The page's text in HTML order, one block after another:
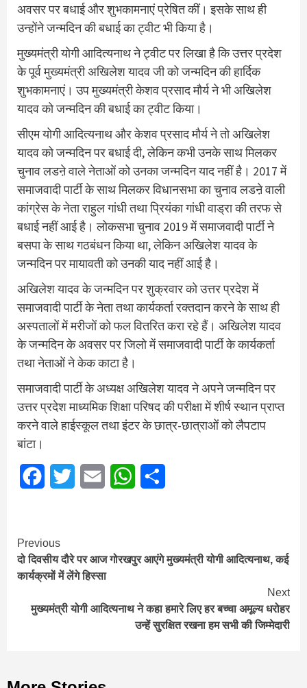
अवसर पर बधाई और शुभकामनाएं प्रेषित कीं। इसके साथ ही
उन्होंने जन्मदिन की बधाई का ट्वीट भी किया है।
मुख्यमंत्री योगी आदित्यनाथ ने ट्वीट पर लिखा है कि उत्तर प्रदेश
के पूर्व मुख्यमंत्री अखिलेश यादव जी को जन्मदिन की हार्दिक
शुभकामनाएं। उप मुख्यमंत्री केशव प्रसाद मौर्य ने भी अखिलेश
यादव को जन्मदिन की बधाई का ट्वीट किया।
सीएम योगी आदित्यनाथ और केशव प्रसाद मौर्य ने तो अखिलेश
यादव को जन्मदिन पर बधाई दी, लेकिन कभी उनके साथ मिलकर
चुनाव लडऩे वाले नेताओं को उनका जन्मदिन याद नहीं है। 2017 में
समाजवादी पार्टी के साथ मिलकर विधानसभा का चुनाव लडऩे वाली
कांग्रेस के नेता राहुल गांधी तथा प्रियंका गांधी वाड्रा की तरफ से
बधाई नहीं आई है। लोकसभा चुनाव 2019 में समाजवादी पार्टी ने
बसपा के साथ गठबंधन किया था, लेकिन अखिलेश यादव के
जन्मदिन पर मायावती को उनकी याद नहीं आई है।
अखिलेश यादव के जन्मदिन पर शुक्रवार को उत्तर प्रदेश में
समाजवादी पार्टी के नेता तथा कार्यकर्ता रक्तदान करने के साथ ही
अस्पतालों में मरीजों को फल वितरित करा रहे हैं। अखिलेश यादव
के जन्मदिन के अवसर पर जिलो में समाजवादी पार्टी के कार्यकर्ता
तथा नेताओं ने केक काटा है।
समाजवादी पार्टी के अध्यक्ष अखिलेश यादव ने अपने जन्मदिन पर
उत्तर प्रदेश माध्यमिक शिक्षा परिषद की परीक्षा में शीर्ष स्थान प्राप्त
करने वाले हाईस्कूल तथा इंटर के छात्र-छात्राओं को लैपटाप
बांटा।
FacebookTwitter Email WhatsApp
Continue
Reading
Previous
दो दिवसीय दौरे पर आज गोरखपुर आएंगे मुख्यमंत्री योगी आदित्यनाथ, कई
कार्यक्रमों में लेंगे ह‍िस्‍सा
Next
मुख्यमंत्री योगी आदित्यनाथ ने कहा हमारे लिए हर बच्चा अमूल्य धरोहर
उन्हें सुरक्षित रखना हम सभी की जिम्मेदारी